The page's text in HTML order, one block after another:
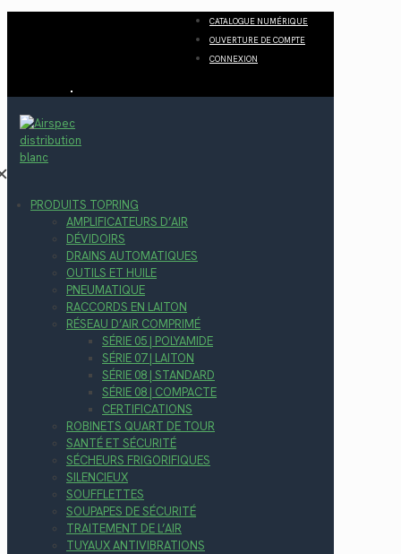
CATALOGUE NUMÉRIQUE
OUVERTURE DE COMPTE
CONNEXION
PRODUITS TOPRING
AMPLIFICATEURS D’AIR
DÉVIDOIRS
DRAINS AUTOMATIQUES
OUTILS ET HUILE
PNEUMATIQUE
RACCORDS EN LAITON
RÉSEAU D’AIR COMPRIMÉ
SÉRIE 05 | POLYAMIDE
SÉRIE 07 | LAITON
SÉRIE 08 | STANDARD
SÉRIE 08 | COMPACTE
CERTIFICATIONS
ROBINETS QUART DE TOUR
SANTÉ ET SÉCURITÉ
SÉCHEURS FRIGORIFIQUES
SILENCIEUX
SOUFFLETTES
SOUPAPES DE SÉCURITÉ
TRAITEMENT DE L’AIR
TUYAUX ANTIVIBRATIONS